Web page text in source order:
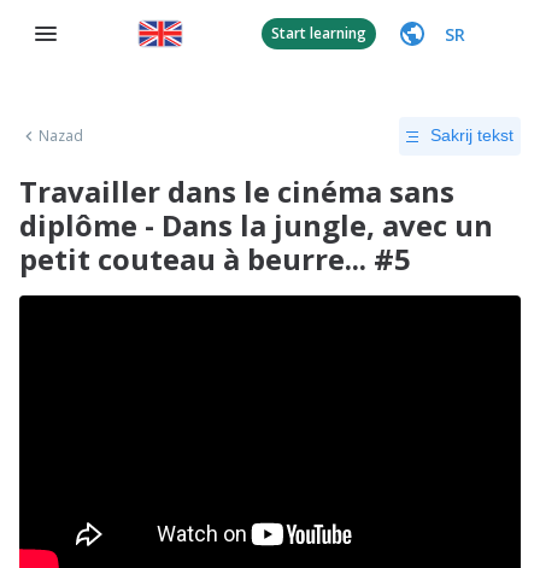
Start learning SR
Nazad Sakrij tekst
Travailler dans le cinéma sans
diplôme - Dans la jungle, avec un
petit couteau à beurre... #5